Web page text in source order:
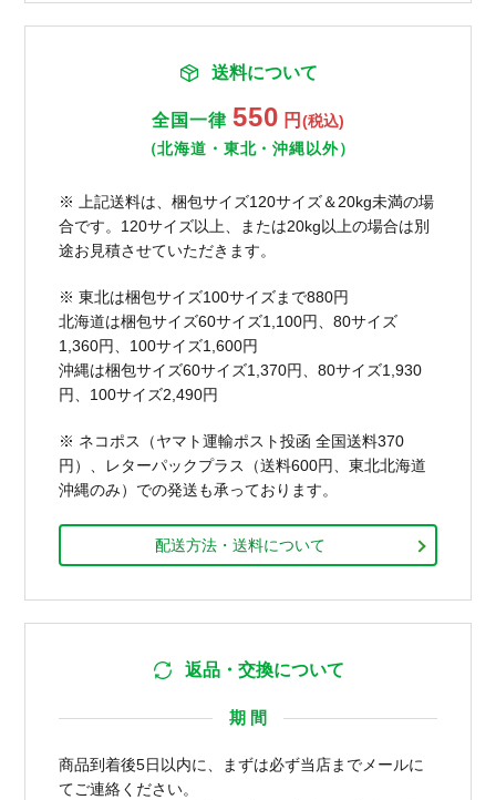
送料について
全国一律 550 円 (税込)
（北海道・東北・沖縄以外）
※ 上記送料は、梱包サイズ120サイズ＆20kg未満の場
合です。120サイズ以上、または20kg以上の場合は別
途お見積させていただきます。
※ 東北は梱包サイズ100サイズまで880円
北海道は梱包サイズ60サイズ1,100円、80サイズ
1,360円、100サイズ1,600円
沖縄は梱包サイズ60サイズ1,370円、80サイズ1,930
円、100サイズ2,490円
※ ネコポス（ヤマト運輸ポスト投函 全国送料370
円）、レターパックプラス（送料600円、東北北海道
沖縄のみ）での発送も承っております。
配送方法・送料について
返品・交換について
期 間
商品到着後5日以内に、まずは必ず当店までメールに
てご連絡ください。